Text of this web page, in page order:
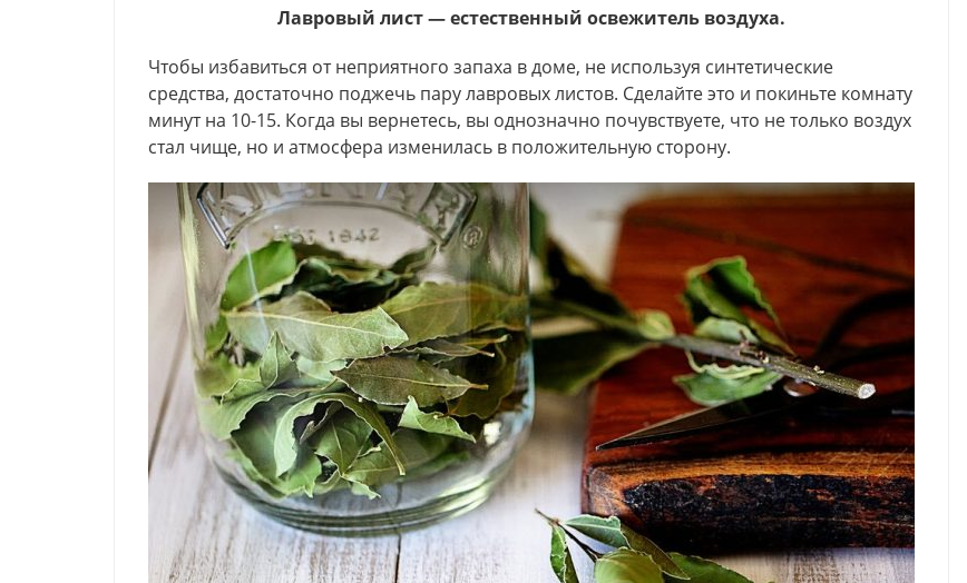
Лавровый лист — естественный освежитель воздуха.
Чтобы избавиться от неприятного запаха в доме, не используя синтетические
средства, достаточно поджечь пару лавровых листов. Сделайте это и покиньте комнату
минут на 10-15. Когда вы вернетесь, вы однозначно почувствуете, что не только воздух
стал чище, но и атмосфера изменилась в положительную сторону.